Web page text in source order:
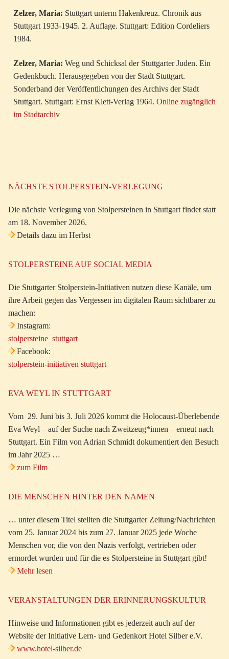
Zelzer, Maria: Stuttgart unterm Hakenkreuz. Chronik aus
Stuttgart 1933-1945. 2. Auflage. Stuttgart: Edition Cordeliers
1984.
Zelzer, Maria: Weg und Schicksal der Stuttgarter Juden. Ein
Gedenkbuch. Herausgegeben von der Stadt Stuttgart.
Sonderband der Veröffentlichungen des Archivs der Stadt
Stuttgart. Stuttgart: Ernst Klett-Verlag 1964. Online zugänglich
im Stadtarchiv
NÄCHSTE STOLPERSTEIN-VERLEGUNG
Die nächste Verlegung von Stolpersteinen in Stuttgart findet statt
am 18. November 2026.
Details dazu im Herbst
STOLPERSTEINE AUF SOCIAL MEDIA
Die Stuttgarter Stolperstein-Initiativen nutzen diese Kanäle, um
ihre Arbeit gegen das Vergessen im digitalen Raum sichtbarer zu
machen:
Instagram:
stolpersteine_stuttgart
Facebook:
stolperstein-initiativen stuttgart
EVA WEYL IN STUTTGART
Vom 29. Juni bis 3. Juli 2026 kommt die Holocaust-Überlebende
Eva Weyl – auf der Suche nach Zweitzeug*innen – erneut nach
Stuttgart. Ein Film von Adrian Schmidt dokumentiert den Besuch
im Jahr 2025 …
zum Film
DIE MENSCHEN HINTER DEN NAMEN
… unter diesem Titel stellten die Stuttgarter Zeitung/Nachrichten
vom 25. Januar 2024 bis zum 27. Januar 2025 jede Woche
Menschen vor, die von den Nazis verfolgt, vertrieben oder
ermordet wurden und für die es Stolpersteine in Stuttgart gibt!
Mehr lesen
VERANSTALTUNGEN DER ERINNERUNGSKULTUR
Hinweise und Informationen gibt es jederzeit auch auf der
Website der Initiative Lern- und Gedenkort Hotel Silber e.V.
www.hotel-silber.de